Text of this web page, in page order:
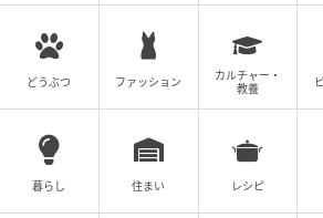
40代から急に服が似合わない…。だらしなくも老け
なし方程式”
そんな時は、どこか一カ所だけカ
えるのが正解。スラックスやレザ
アイテムに、モノトーンのフォトT
どうぶつ ファッション
カルチャー・
教養
暮らし 住まい レシピ